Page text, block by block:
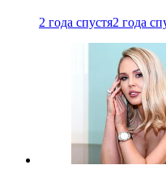
2 года спустя2 года